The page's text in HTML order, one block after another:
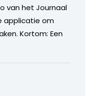
van het Journaal
applicatie om
Kortom: Een